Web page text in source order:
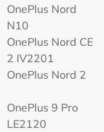
OnePlus Nord
N10
OnePlus Nord CE
2 IV2201
OnePlus Nord 2
OnePlus 9 Pro
LE2120